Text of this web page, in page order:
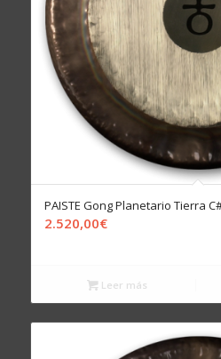
PAISTE Gong Planetario Tierra
2.520,00€
Leer más